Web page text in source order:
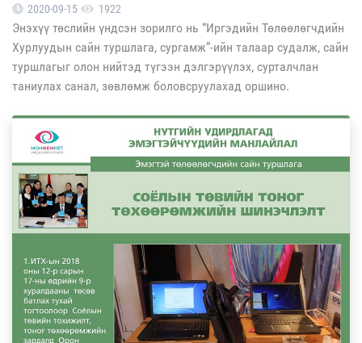
2020-09-15
1922
Энэхүү төслийн үндсэн зорилго нь “Иргэдийн Төлөөлөгчдийн
Хурлуудын сайн туршлага, сургамж”-ийн талаар судалж, сайн
туршлагыг олон нийтэд түгээн дэлгэрүүлэх, сурталчлан
таниулах санал, зөвлөмж боловсруулахад оршино.